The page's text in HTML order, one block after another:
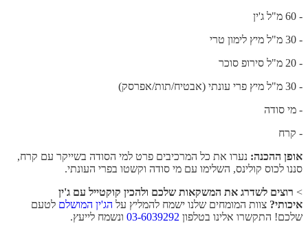
- 60 מ"ל ג'ין
- 30 מ"ל מיץ לימון טרי
- 20 מ"ל סירופ סוכר
- 30 מ"ל מיץ פרי עונתי (אבטיח/תות/אפרסק)
- מי סודה
- קרח
אופן ההכנה: נערו את כל המרכיבים פרט למי הסודה בשייקר עם קרח,
סננו לכוס קולינס, השלימו עם מי סודה וקשטו בפרי העונתי.
> רוצים לשדרג את המשקאות שלכם ולהכין קוקטייל עם ג'ין
איכותי? צוות המומחים שלנו ישמח להמליץ על הג'ין המושלם לטעם
שלכם! התקשרו אלינו בטלפון 03-6039292 ונשמח לייעץ.